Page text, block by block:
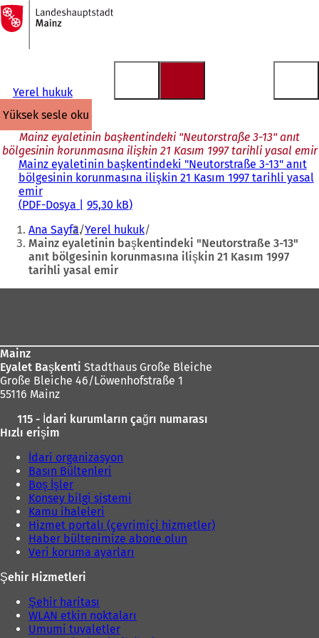
İçeriğe atla
Ana
sayfaya
Yerel hukuk
yüksek sesle oku
Mainz eyaletinin başkentindeki "Neutorstraße 3-13" anıt
bölgesinin korunmasına ilişkin 21 Kasım 1997 tarihli yasal emir
Mainz eyaletinin başkentindeki "Neutorstraße 3-13" anıt
bölgesinin korunmasına ilişkin 21 Kasım 1997 tarihli yasal
emir
PDF-Dosya 95,30 kB
Buradasınız:
Ana Sayfa Yerel hukuk
Mainz eyaletinin başkentindeki "Neutorstraße 3-13"
anıt bölgesinin korunmasına ilişkin 21 Kasım 1997
tarihli yasal emir
Mainz
Eyalet Başkenti Stadthaus Große Bleiche
Große Bleiche 46/Löwenhofstraße 1
55116 Mainz
115 - İdari kurumların çağrı numarası
Hızlı erişim
İdari organizasyon
Basın Bültenleri
Boş İşler
Konsey bilgi sistemi
Kamu ihaleleri
Hizmet portalı (çevrimiçi hizmetler)
Haber bültenimize abone olun
Veri koruma ayarları
Şehir Hizmetleri
Şehir haritası
WLAN etkin noktaları
Umumi tuvaletler